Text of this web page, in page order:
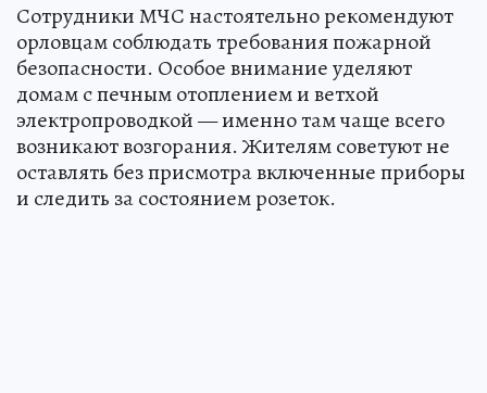
Сотрудники МЧС настоятельно рекомендуют
орловцам соблюдать требования пожарной
безопасности. Особое внимание уделяют
домам с печным отоплением и ветхой
электропроводкой — именно там чаще всего
возникают возгорания. Жителям советуют не
оставлять без присмотра включенные приборы
и следить за состоянием розеток.